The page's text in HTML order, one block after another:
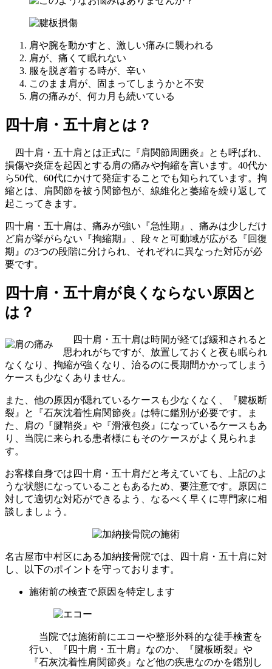
肩や腕を動かすと、激しい痛みに襲われる
肩が、痛くて眠れない
服を脱ぎ着する時が、辛い
このまま肩が、固まってしまうかと不安
肩の痛みが、何カ月も続いている
四十肩・五十肩とは？
四十肩・五十肩とは正式に『肩関節周囲炎』とも呼ばれ、
損傷や炎症を起因とする肩の痛みや拘縮を言います。40代か
ら50代、60代にかけて発症することでも知られています。拘
縮とは、肩関節を被う関節包が、線維化と萎縮を繰り返して
起こってきます。
四十肩・五十肩は、痛みが強い『急性期』、痛みは少しだけ
ど肩が挙がらない『拘縮期』、段々と可動域が広がる『回復
期』の3つの段階に分けられ、それぞれに異なった対応が必
要です。
四十肩・五十肩が良くならない原因と
は？
四十肩・五十肩は時間が経てば緩和されると
思われがちですが、放置しておくと夜も眠られ
なくなり、拘縮が強くなり、治るのに長期間かかってしまう
ケースも少なくありません。
また、他の原因が隠れているケースも少なくなく、『腱板断
裂』と『石灰沈着性肩関節炎』は特に鑑別が必要です。ま
た、肩の『腱鞘炎』や『滑液包炎』になっているケースもあ
り、当院に来られる患者様にもそのケースがよく見られま
す。
お客様自身では四十肩・五十肩だと考えていても、上記のよ
うな状態になっていることもあるため、要注意です。原因に
対して適切な対応ができるよう、なるべく早くに専門家に相
談しましょう。
名古屋市中村区にある加納接骨院では、四十肩・五十肩に対
し、以下のポイントを守っております。
施術前の検査で原因を特定します
当院では施術前にエコーや整形外科的な徒手検査を
行い、『四十肩・五十肩』なのか、『腱板断裂』や
『石灰沈着性肩関節炎』など他の疾患なのかを鑑別し